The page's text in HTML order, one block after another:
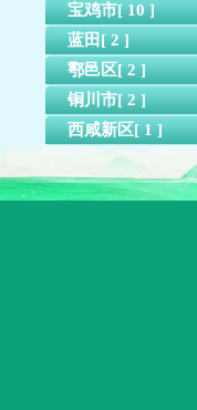
宝鸡市[ 10 ]
蓝田[ 2 ]
鄠邑区[ 2 ]
铜川市[ 2 ]
西咸新区[ 1 ]